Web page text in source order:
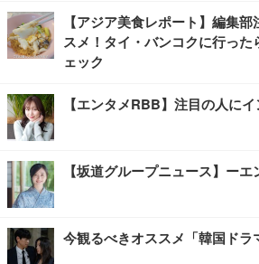
【アジア美食レポート】編集
スメ！タイ・バンコクに行っ
ェック
【エンタメRBB】注目の人に
【坂道グループニュース】ー
今観るべきオススメ「韓国ドラ